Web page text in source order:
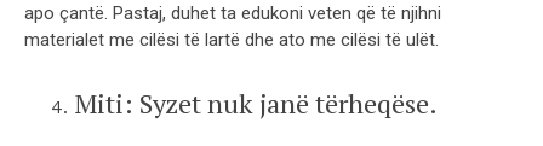
apo çantë. Pastaj, duhet ta edukoni veten që të njihni
materialet me cilësi të lartë dhe ato me cilësi të ulët.
Miti: Syzet nuk janë tërheqëse.